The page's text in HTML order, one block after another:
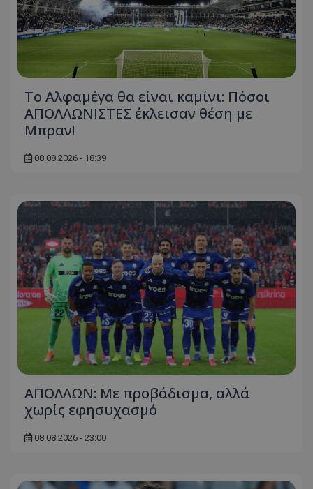
Το Αλφαμέγα θα είναι καμίνι: Πόσοι
ΑΠΟΛΛΩΝΙΣΤΕΣ έκλεισαν θέση με
Μπραν!
08.08.2026 - 18:39
ΑΠΟΛΛΩΝ: Με προβάδισμα, αλλά
χωρίς εφησυχασμό
08.08.2026 - 23:00